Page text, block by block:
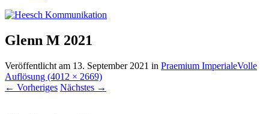
Glenn M 2021
Veröffentlicht am 13. September 2021 in Praemium ImperialeVolle
Auflösung (4012 × 2669)
← Vorheriges Nächstes →